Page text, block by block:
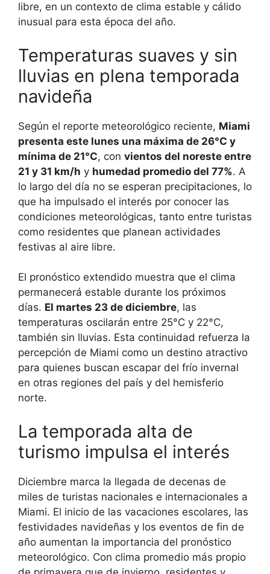
libre, en un contexto de clima estable y cálido
inusual para esta época del año.
Temperaturas suaves y sin
lluvias en plena temporada
navideña
Según el reporte meteorológico reciente, Miami
presenta este lunes una máxima de 26°C y
mínima de 21°C, con vientos del noreste entre
21 y 31 km/h y humedad promedio del 77%. A
lo largo del día no se esperan precipitaciones, lo
que ha impulsado el interés por conocer las
condiciones meteorológicas, tanto entre turistas
como residentes que planean actividades
festivas al aire libre.
El pronóstico extendido muestra que el clima
permanecerá estable durante los próximos
días. El martes 23 de diciembre, las
temperaturas oscilarán entre 25°C y 22°C,
también sin lluvias. Esta continuidad refuerza la
percepción de Miami como un destino atractivo
para quienes buscan escapar del frío invernal
en otras regiones del país y del hemisferio
norte.
La temporada alta de
turismo impulsa el interés
Diciembre marca la llegada de decenas de
miles de turistas nacionales e internacionales a
Miami. El inicio de las vacaciones escolares, las
festividades navideñas y los eventos de fin de
año aumentan la importancia del pronóstico
meteorológico. Con clima promedio más propio